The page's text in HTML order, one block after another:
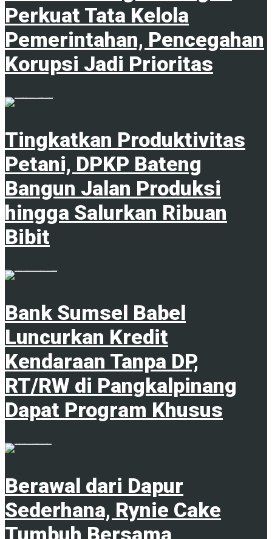
Perkuat Tata Kelola
Pemerintahan, Pencegahan
Korupsi Jadi Prioritas
Tingkatkan Produktivitas
Petani, DPKP Bateng
Bangun Jalan Produksi
hingga Salurkan Ribuan
Bibit
Bank Sumsel Babel
Luncurkan Kredit
Kendaraan Tanpa DP,
RT/RW di Pangkalpinang
Dapat Program Khusus
Berawal dari Dapur
Sederhana, Rynie Cake
Tumbuh Bersama